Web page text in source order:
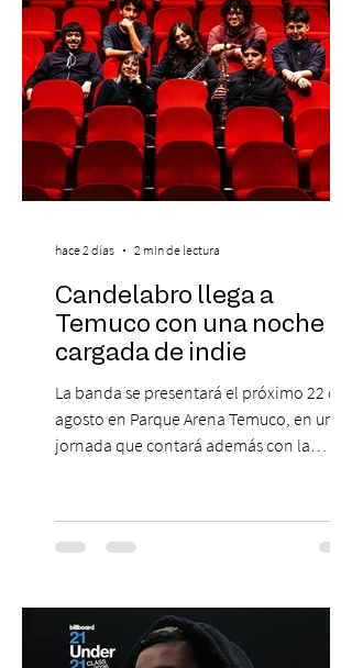
Candelabro llega a
Temuco con una noche
cargada de indie
La banda se presentará el próximo 22 de
agosto en Parque Arena Temuco, en una
jornada que contará además con la
agosto, el Parque Arena Temuco será
escenario de una noche dedicada al indie
banda que llegará a la capital de La
Araucanía para ofrecer un show cargado
de energía, guitarras y canciones que han
hace 2 días 2 min de lectura